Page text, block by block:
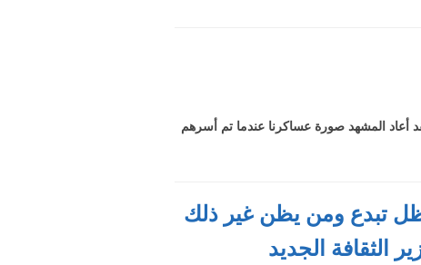
أعاد المشهد صورة عساكرنا عندما تم أسرهم
تبدع ومن يظن غير ذلك
الثقافة الجديد